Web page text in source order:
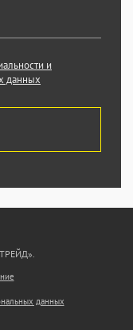
и
данных
данных